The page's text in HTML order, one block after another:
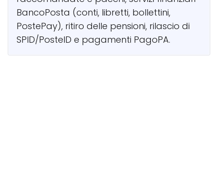
BancoPosta (conti, libretti, bollettini,
PostePay), ritiro delle pensioni, rilascio di
SPID/PosteID e pagamenti PagoPA.